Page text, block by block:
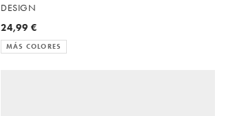
DESIGN
24,99 €
MÁS COLORES